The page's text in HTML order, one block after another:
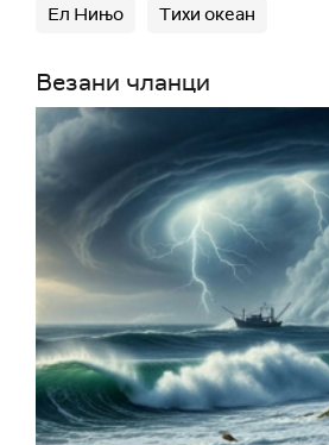
Ел Нињо Тихи океан
Везани чланци